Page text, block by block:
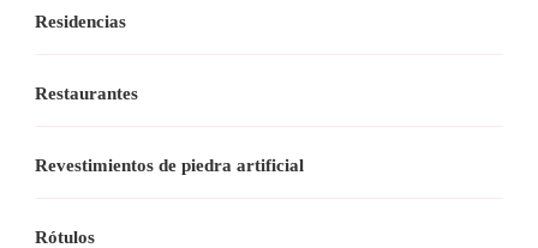
Residencias
Restaurantes
Revestimientos de piedra artificial
Rótulos